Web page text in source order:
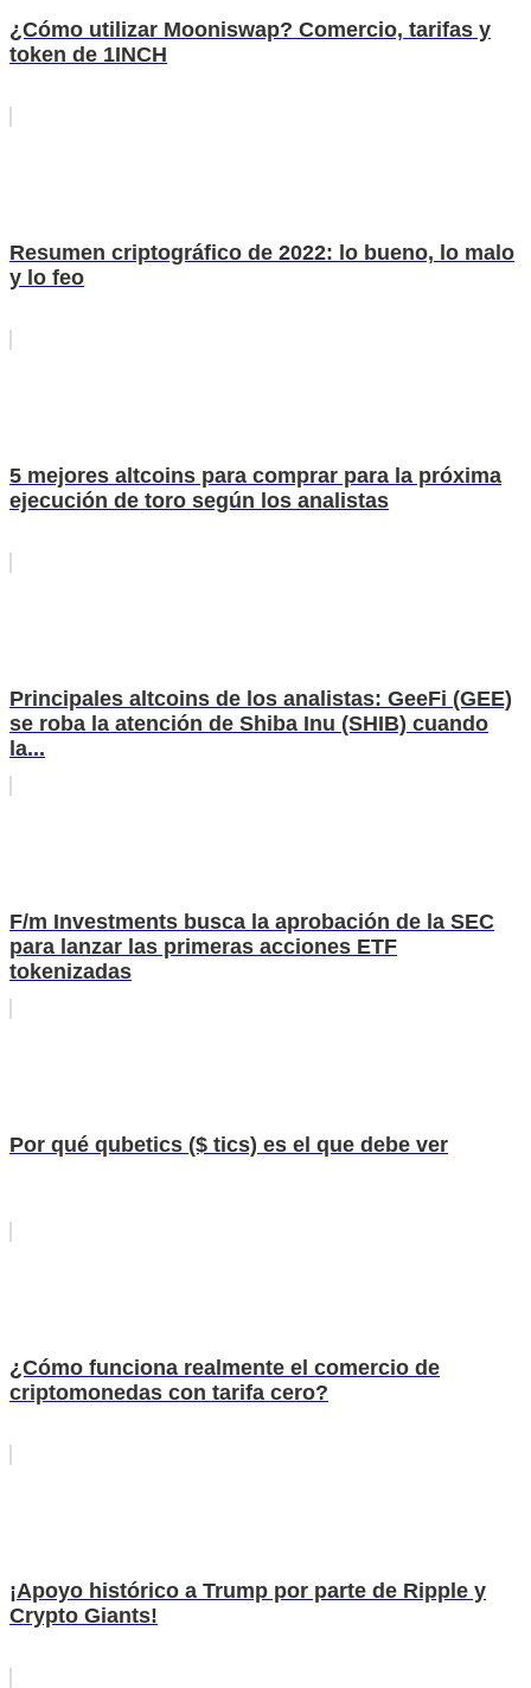
¿Cómo utilizar Mooniswap? Comercio, tarifas y
token de 1INCH
Resumen criptográfico de 2022: lo bueno, lo malo
y lo feo
5 mejores altcoins para comprar para la próxima
ejecución de toro según los analistas
Principales altcoins de los analistas: GeeFi (GEE)
se roba la atención de Shiba Inu (SHIB) cuando
la...
F/m Investments busca la aprobación de la SEC
para lanzar las primeras acciones ETF
tokenizadas
Por qué qubetics ($ tics) es el que debe ver
¿Cómo funciona realmente el comercio de
criptomonedas con tarifa cero?
¡Apoyo histórico a Trump por parte de Ripple y
Crypto Giants!